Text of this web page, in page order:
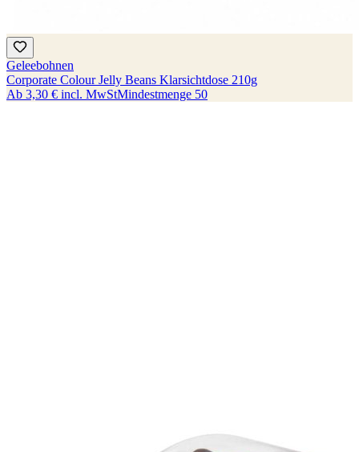
Geleebohnen
Corporate Colour Jelly Beans Klarsichtdose 210g
Ab 3,30 € incl. MwStMindestmenge 50